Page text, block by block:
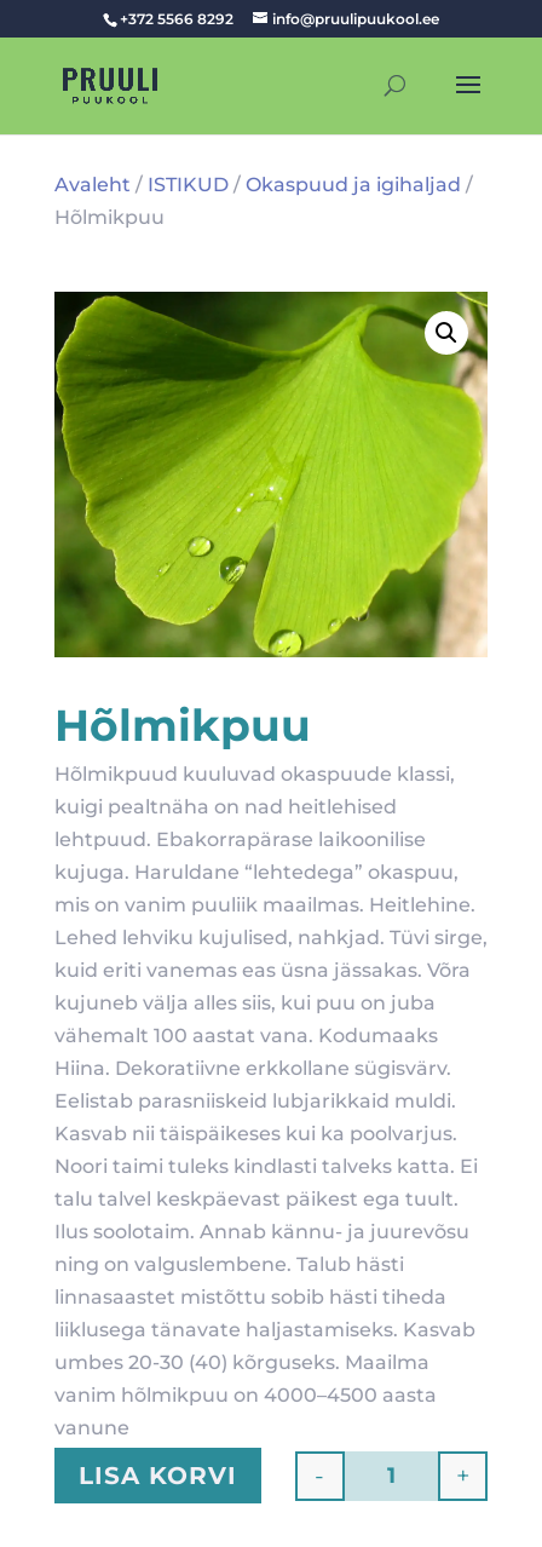
+372 5566 8292 info@pruulipuukool.ee
Avaleht / ISTIKUD/ Okaspuud ja igihaljad /
Hõlmikpuu
Hõlmikpuu
Hõlmikpuud kuuluvad okaspuude klassi,
kuigi pealtnäha on nad heitlehised
lehtpuud. Ebakorrapärase laikoonilise
kujuga. Haruldane “lehtedega” okaspuu,
mis on vanim puuliik maailmas. Heitlehine.
Lehed lehviku kujulised, nahkjad. Tüvi sirge,
kuid eriti vanemas eas üsna jässakas. Võra
kujuneb välja alles siis, kui puu on juba
vähemalt 100 aastat vana. Kodumaaks
Hiina. Dekoratiivne erkkollane sügisvärv.
Eelistab parasniiskeid lubjarikkaid muldi.
Kasvab nii täispäikeses kui ka poolvarjus.
Noori taimi tuleks kindlasti talveks katta. Ei
talu talvel keskpäevast päikest ega tuult.
Ilus soolotaim. Annab kännu- ja juurevõsu
ning on valguslembene. Talub hästi
linnasaastet mistõttu sobib hästi tiheda
liiklusega tänavate haljastamiseks. Kasvab
umbes 20-30 (40) kõrguseks. Maailma
vanim hõlmikpuu on 4000–4500 aasta
vanune
Quantity
- +
LISA KORVI